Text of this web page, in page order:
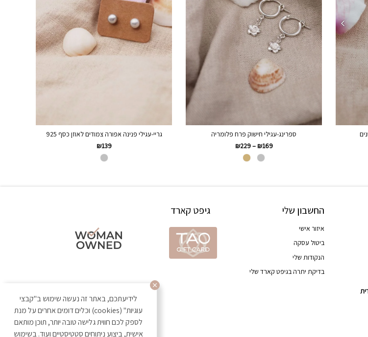
ספרינג-עגילי חישוק פרח פלומריה
₪169
–
₪229
גריי-עגילי פנינה אפורה צמודים לאוזן כסף 925
₪139
החשבון שלי
איזור אישי
ביטול עסקה
הנקודות שלי
בדיקת יתרה בגיפט קארד שלי
גיפט קארד
לידיעתכם, באתר זה נעשה שימוש ב"קבצי
עוגיות" (cookies) וכלים דומים אחרים על מנת
לספק לכם חווית גלישה טובה יותר, תוכן מותאם
אישית, ביצוע ניתוחים סטטיסטיים ועוד. בשימוש